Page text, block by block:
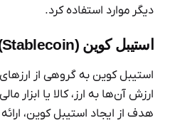
دیگر موارد استفاده کرد.
استیبل کوین (Stablecoin)
استیبل کوین به گروهی از
ارزش آن‌ها به ارز، کالا یا ابزار
هدف از ایجاد استیبل کوین،